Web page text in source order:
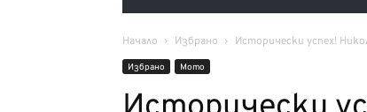
Начало Избрано Исторически успех!
Избрано Мото